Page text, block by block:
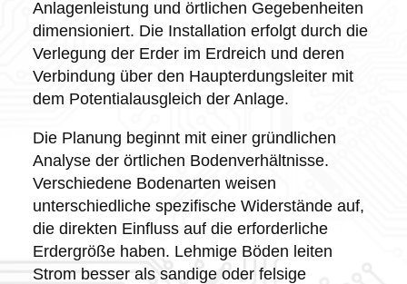
Anlagenleistung und örtlichen Gegebenheiten
dimensioniert. Die Installation erfolgt durch die
Verlegung der Erder im Erdreich und deren
Verbindung über den Haupterdungsleiter mit
dem Potentialausgleich der Anlage.
Die Planung beginnt mit einer gründlichen
Analyse der örtlichen Bodenverhältnisse.
Verschiedene Bodenarten weisen
unterschiedliche spezifische Widerstände auf,
die direkten Einfluss auf die erforderliche
Erdergröße haben. Lehmige Böden leiten
Strom besser als sandige oder felsige